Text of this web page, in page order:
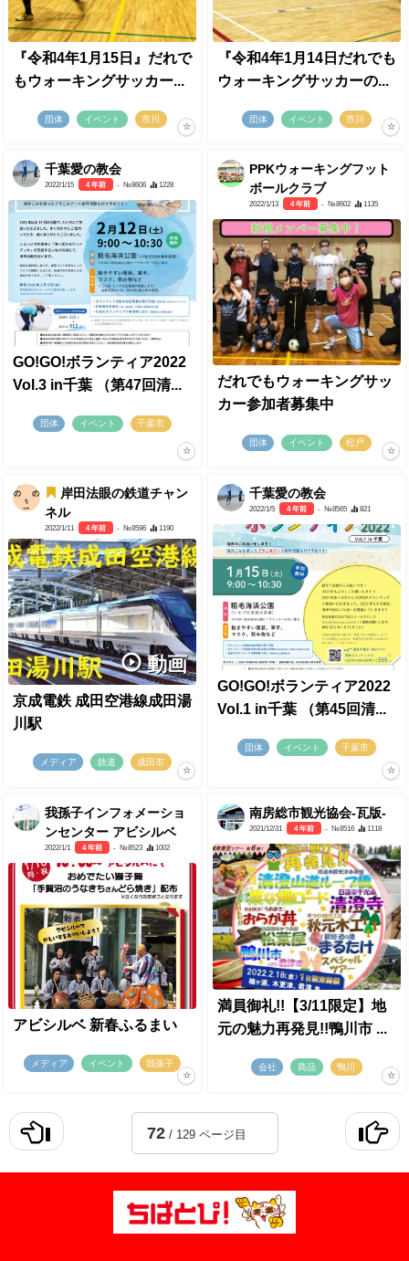
『令和4年1月15日』だれで
もウォーキングサッカー...
団体 イベント 市川
『令和4年1月14日だれでも
ウォーキングサッカーの...
団体 イベント 市川
千葉愛の教会
2022/1/15 4 年前 - №8606 1228
GO!GO!ボランティア2022
Vol.3 in千葉 （第47回清...
団体 イベント 千葉市
PPKウォーキングフット
ボールクラブ
2022/1/13 4 年前 - №8602 1135
だれでもウォーキングサッ
カー参加者募集中
団体 イベント 松戸
岸田法眼の鉄道チャン
ネル
2022/1/11 4 年前 - №8596 1190
動画
京成電鉄 成田空港線成田湯
川駅
メディア 鉄道 成田市
千葉愛の教会
2022/1/5 4 年前 - №8565 821
GO!GO!ボランティア2022
Vol.1 in千葉 （第45回清...
団体 イベント 千葉市
我孫子インフォメーショ
ンセンター アビシルベ
2022/1/1 4 年前 - №8523 1002
アビシルベ 新春ふるまい
メディア イベント 我孫子
南房総市観光協会-瓦版-
2021/12/31 4 年前 - №8516 1118
満員御礼!!【3/11限定】地
元の魅力再発見!!鴨川市 ...
会社 商品 鴨川
72/ 129 ページ目